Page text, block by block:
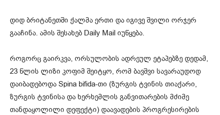
დიდ ბრიტანეთში ქალმა ერთი და იგივე შვილი ორჯერ
გააჩინა. ამის შესახებ Daily Mail იუწყება.
როგორც გაირკვა, ორსულობის ადრეულ ეტაპებზე დედამ,
23 წლის ლიზი კოფიმ შეიტყო, რომ ბავშვი სავარაუდოდ
დაიბადებოდა Spina bifida-თი (ზურგის ტვინის თიაქარი,
ზურგის ტვინისა და ხერხემლის განვითარების მძიმე
თანდაყოლილი დეფექტი) დაავადების პროგრესირების